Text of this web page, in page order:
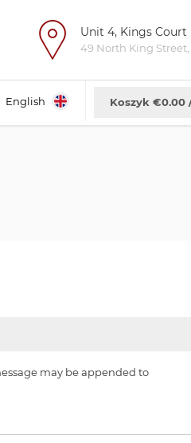
Unit 4, Kings Court
49 North King
English Koszyk €0.00
may be appended to